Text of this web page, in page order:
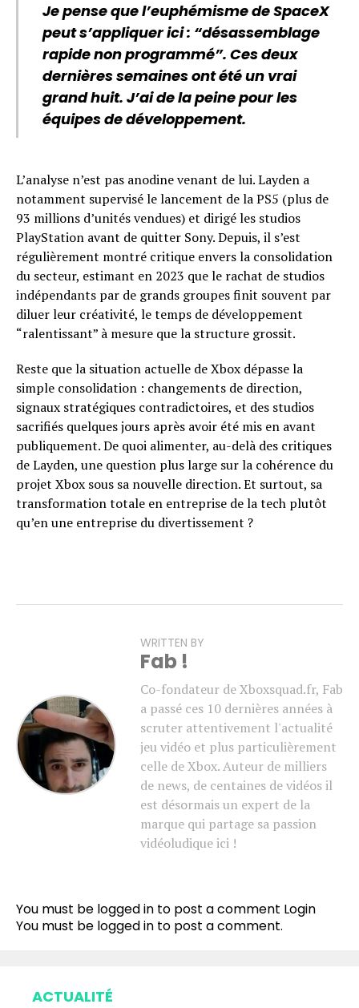
Je pense que l’euphémisme de SpaceX
peut s’appliquer ici : “désassemblage
rapide non programmé”. Ces deux
dernières semaines ont été un vrai
grand huit. J’ai de la peine pour les
équipes de développement.
L’analyse n’est pas anodine venant de lui. Layden a
notamment supervisé le lancement de la PS5 (plus de
93 millions d’unités vendues) et dirigé les studios
PlayStation avant de quitter Sony. Depuis, il s’est
régulièrement montré critique envers la consolidation
du secteur, estimant en 2023 que le rachat de studios
indépendants par de grands groupes finit souvent par
diluer leur créativité, le temps de développement
“ralentissant” à mesure que la structure grossit.
Reste que la situation actuelle de Xbox dépasse la
simple consolidation : changements de direction,
signaux stratégiques contradictoires, et des studios
sacrifiés quelques jours après avoir été mis en avant
publiquement. De quoi alimenter, au-delà des critiques
de Layden, une question plus large sur la cohérence du
projet Xbox sous sa nouvelle direction. Et surtout, sa
transformation totale en entreprise de la tech plutôt
qu’en une entreprise du divertissement ?
WRITTEN BY
Fab !
Co-fondateur de Xboxsquad.fr, Fab
a passé ces 10 dernières années à
scruter attentivement l'actualité
jeu vidéo et plus particulièrement
celle de Xbox. Auteur de milliers
de news, de centaines de vidéos il
est désormais un expert de la
marque qui partage sa passion
vidéoludique ici !
You must be logged in to post a comment Login
You must be logged in to post a comment.
ACTUALITÉ